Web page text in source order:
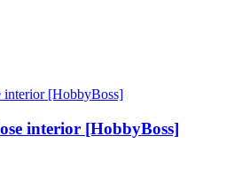
interior [HobbyBoss]